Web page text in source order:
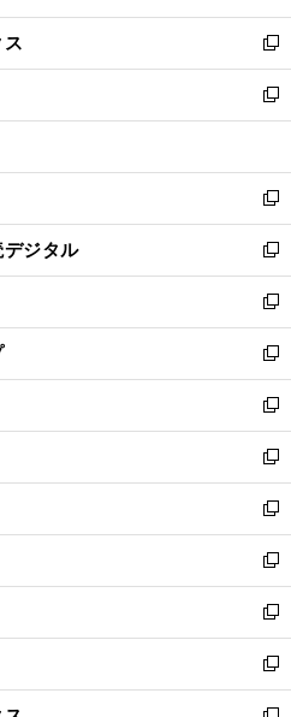
開
く
ウ
で
開
く
ン
ド
ウ
で
開
ウ
ィ
ン
ド
ウ
開
く
し
い
ウ
ィ
ン
ウ
で
開
く
新
し
い
ウ
ン
ド
ウ
で
開
く
新
し
ウ
ィ
ン
ド
ウ
で
開
く
新
し
い
ウ
ィ
ン
ド
ウ
で
開
く
ジタル
新
し
い
ウ
ィ
ン
ド
ウ
で
開
く
新
し
い
ウ
ィ
ン
ド
ウ
で
開
く
新
し
い
ウ
ィ
ン
ド
ウ
で
開
く
新
し
い
ウ
ィ
ン
ド
ウ
で
開
く
新
し
い
ウ
ィ
ン
ド
ウ
で
開
新
し
い
ウ
ィ
ン
ド
ウ
新
し
い
ウ
ィ
ン
新
し
い
ウ
新
し